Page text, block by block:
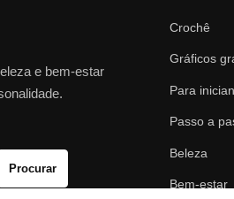
e bem-estar
Procurar
Crochê
Gráficos
Para
Passo a
Beleza
Bem-estar